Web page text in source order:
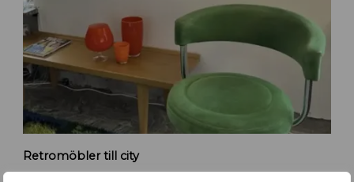
p
s
a
l
e
t
Retromöbler till city